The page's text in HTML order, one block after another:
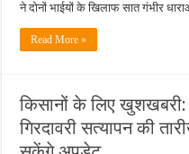
ने दोनों भाईयों के खिलाफ सात गंभीर
Read More »
किसानों के लिए
गिरदावरी सत्यापन की